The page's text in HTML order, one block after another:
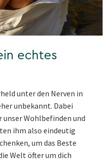
echtes
unter den Nerven in
unbekannt. Dabei
Wohlbefinden und
ihm also eindeutig
um das Beste
Welt öfter um dich